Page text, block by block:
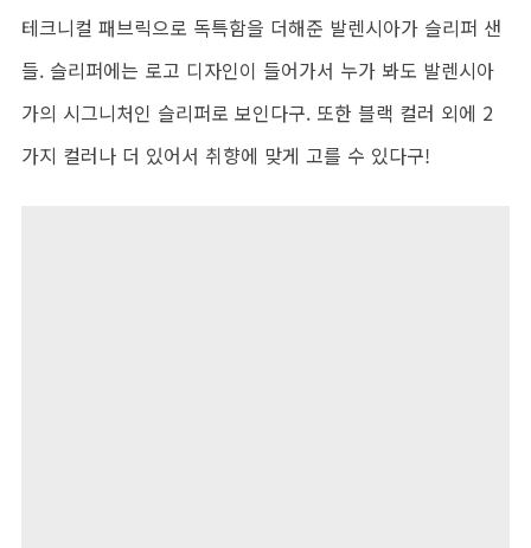
테크니컬 패브릭으로 독특함을 더해준 발렌시아가 슬리퍼 샌
들. 슬리퍼에는 로고 디자인이 들어가서 누가 봐도 발렌시아
가의 시그니처인 슬리퍼로 보인다구. 또한 블랙 컬러 외에 2
가지 컬러나 더 있어서 취향에 맞게 고를 수 있다구!